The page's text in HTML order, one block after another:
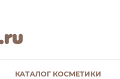
КАТАЛОГ КОСМЕТИКИ